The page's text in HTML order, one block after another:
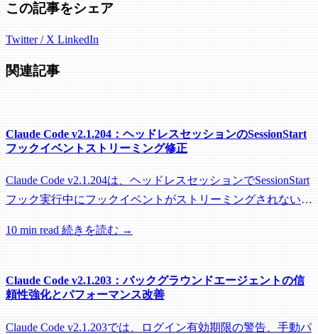
この記事をシェア
Twitter / X LinkedIn
関連記事
Claude Code v2.1.204：ヘッドレスセッションのSessionStart
フックイベントストリーミング修正
Claude Code v2.1.204は、ヘッドレスセッションでSessionStart
フック実行中にフックイベントがストリーミングされない問
収されるのを防ぐメンテナンスリリースです。
10 min read 続きを読む →
Claude Code v2.1.203：バックグラウンドエージェントの信
頼性強化とパフォーマンス改善
Claude Code v2.1.203では、ログイン有効期限の警告、手動パ